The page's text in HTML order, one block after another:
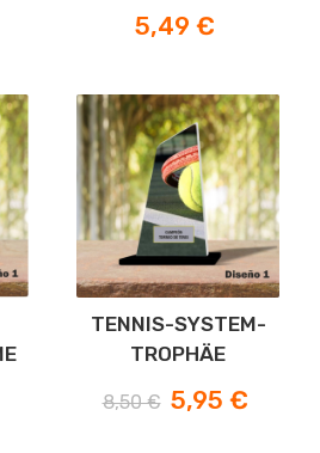
Preis
5,49 €
-30%
TENNIS-SYSTEM-
TROPHÄE
Verkaufspreis
8,50 € Preis
5,95 €